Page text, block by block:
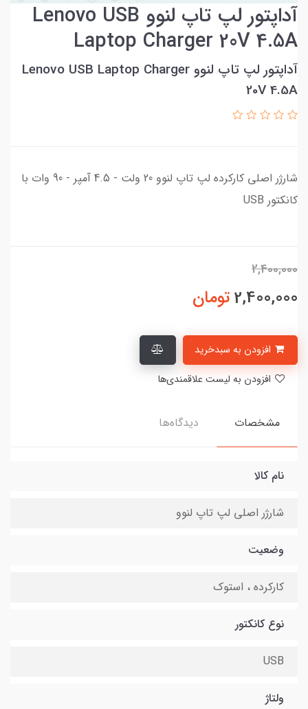
آداپتور لپ تاپ لنوو Lenovo USB
Laptop Charger 20V 4.5A
آداپتور لپ تاپ لنوو Lenovo USB Laptop Charger
20V 4.5A
شارژر اصلی کارکرده لپ تاپ لنوو 20 ولت - 4.5 آمپر - 90 وات با
کانکتور USB
2,400,000
2,400,000تومان
مشخصات دیدگاه‌ها
نام کالا
شارژر اصلی لپ تاپ لنوو
وضعیت
کارکرده ، استوک
نوع کانکتور
USB
ولتاژ